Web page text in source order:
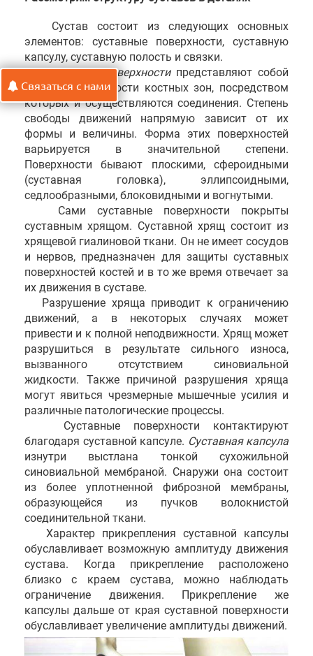
Сустав состоит из следующих основных
элементов: суставные поверхности, суставную
капсулу, суставную полость и связки.
Суставные поверхностипредставляют собой
гладкие поверхности костных зон, посредством
которых и осуществляются соединения. Степень
свободы движений напрямую зависит от их
формы и величины. Форма этих поверхностей
варьируется в значительной степени.
Поверхности бывают плоскими, сфероидными
(суставная головка), эллипсоидными,
седлообразными, блоковидными и вогнутыми.
Сами суставные поверхности покрыты
суставным хрящом. Суставной хрящ состоит из
хрящевой гиалиновой ткани. Он не имеет сосудов
и нервов, предназначен для защиты суставных
поверхностей костей и в то же время отвечает за
их движения в суставе.
Разрушение хряща приводит к ограничению
движений, а в некоторых случаях может
привести и к полной неподвижности. Хрящ может
разрушиться в результате сильного износа,
вызванного отсутствием синовиальной
жидкости. Также причиной разрушения хряща
могут явиться чрезмерные мышечные усилия и
различные патологические процессы.
Суставные поверхности контактируют
благодаря суставной капсуле. Суставная капсула
изнутри выстлана тонкой сухожильной
синовиальной мембраной. Снаружи она состоит
из более уплотненной фиброзной мембраны,
образующейся из пучков волокнистой
соединительной ткани.
Характер прикрепления суставной капсулы
обуславливает возможную амплитуду движения
сустава. Когда прикрепление расположено
близко с краем сустава, можно наблюдать
ограничение движения. Прикрепление же
капсулы дальше от края суставной поверхности
обуславливает увеличение амплитуды движений.
Связаться с нами